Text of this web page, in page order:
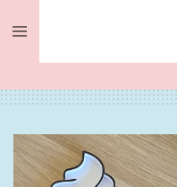
direct
hoofdinhoud